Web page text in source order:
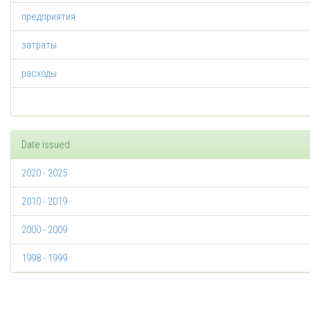
предприятия
затраты
расходы
Date issued
2020 - 2025
2010 - 2019
2000 - 2009
1998 - 1999